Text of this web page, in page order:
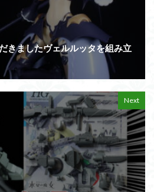
きましたヴェルルッタを組み立
Next